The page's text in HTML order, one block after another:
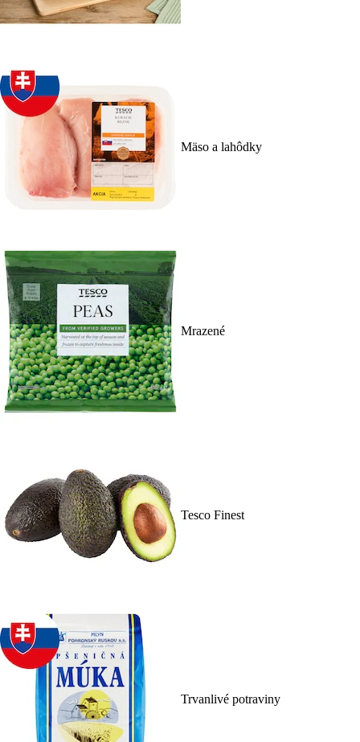
Mäso a lahôdky
Mrazené
Tesco Finest
Trvanlivé potraviny